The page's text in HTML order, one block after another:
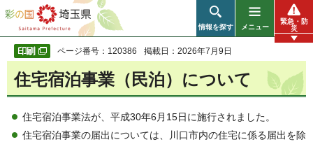
彩の国 埼玉県
情報を探す メニュー
緊急・防
災
ページ番号：120386 掲載日：2026年7月9日
住宅宿泊事業（民泊）について
住宅宿泊事業法が、平成30年6月15日に施行されました。
住宅宿泊事業の届出については、川口市内の住宅に係る届出を除